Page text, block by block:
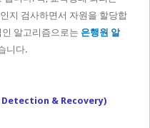
지 검사하면서 자원을 할당합
알고리즘으로는 은행원 알
니다.
Detection & Recovery)